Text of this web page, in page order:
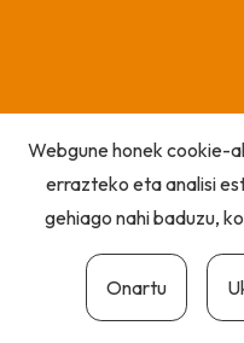
Webgune honek cookie-
errazteko eta analisi
gehiago nahi baduzu,
Onartu